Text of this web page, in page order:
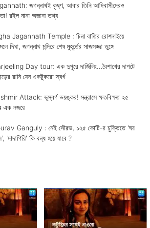
জগন্নাথই কৃষ্ণ, আবার তিনি আদিবাসীদেরও
রইল নানা অজানা তথ্য
Jagannath Temple : চিনা বাতির রোশনাইয়ে
দিঘা, জগন্নাথ মন্দিরে শেষ মুহূর্তের সাজসজ্জা তুঙ্গে
Day tour: এক দুপুরে দার্জিলিং...বৈশাখের দাপটে
রানি যেন একটুকরো স্বর্গ
ভূস্বর্গ ভয়ঙ্কর! সন্ত্রাসে ক্ষতবিক্ষত ২৫
এক নজরে
Ganguly : নেই সৌরভ, ১২৫ কোটি-র চুক্তিতে 'ঘর
'দাদাগিরি' কি বন্ধ হয়ে যাবে ?